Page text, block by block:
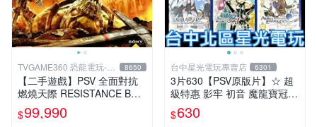
TVGAME360 恐龍電玩-台
中店
8650
【二手遊戲】PSV 全面對抗
燃燒天際 RESISTANCE BUR
NING SKIES 中文版【台中恐
龍電玩】
$99,990
台中星光電玩專賣店 6301
3片630【PSV原版片】☆ 超
級特惠 影牢 初音 魔龍寶冠
鍊金工房 ☆中古二手商品
【星光】
$630